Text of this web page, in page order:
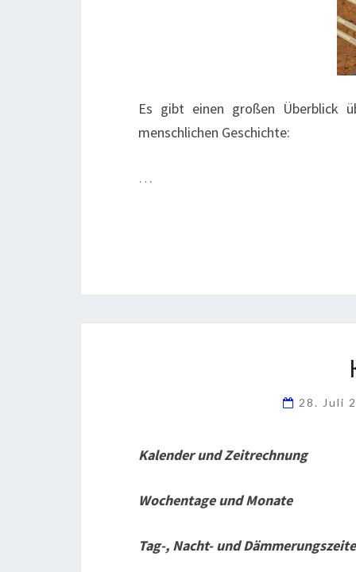
Es gibt einen großen Überblick
menschlichen Geschichte:
…
28. Juli
Kalender und Zeitrechnung
Wochentage und Monate
Tag-, Nacht- und